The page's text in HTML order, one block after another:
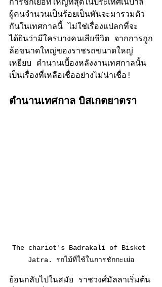
การชักเย่อที่ใหญ่ที่สุดในประเทศเนปาล
ผู้คนจำนวนเป็นร้อยเป็นพันจะมารวมตัว
กันในเทศกาลนี้ ไม่ใช่เรื่องแปลกที่จะ
ได้ยินว่ามีใครบางคนเสียชีวิต จากการถูก
ล้อขนาดใหญ่ของราชรถขนาดใหญ่
เหยียบ ตำนานเบื้องหลังงานเทศกาลนั้น
เป็นเรื่องที่เหลือเชื่ออย่างไม่น่าเชื่อ!
ตำนานเทศกาล บิสเกตยาตรา
The chariot's Badrakali of Bisket
Jatra. รถไม้ที่ใช้ในการชักกะเย่อ
ย้อนกลับไปในสมัย ราชวงศ์มัลลาเริ่มต้น